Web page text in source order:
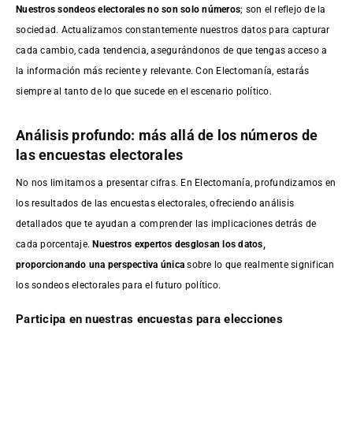
Nuestros sondeos electorales no son solo números; son el reflejo de la
sociedad. Actualizamos constantemente nuestros datos para capturar
cada cambio, cada tendencia, asegurándonos de que tengas acceso a
la información más reciente y relevante. Con Electomanía, estarás
siempre al tanto de lo que sucede en el escenario político.
Análisis profundo: más allá de los números de
las encuestas electorales
No nos limitamos a presentar cifras. En Electomanía, profundizamos en
los resultados de las encuestas electorales, ofreciendo análisis
detallados que te ayudan a comprender las implicaciones detrás de
cada porcentaje.Nuestros expertos desglosan los datos,
proporcionando una perspectiva única sobre lo que realmente significan
los sondeos electorales para el futuro político.
Participa en nuestras encuestas para elecciones